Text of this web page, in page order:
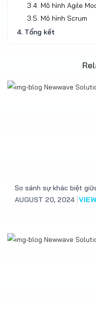
3.4. Mô hình Agile
3.5. Mô hình Scrum
4. Tổng kết
So sánh sự khác biệt
AUGUST 20, 2024